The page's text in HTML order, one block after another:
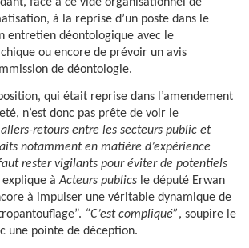
à la reprise d’un poste dans le
entretien déontologique avec le
ou encore de prévoir un avis
de déontologie.
qui était reprise dans l’amendement
n’est donc pas prête de voir le
retours entre les secteurs public et
notamment en matière d’expérience
rester vigilants pour éviter de potentiels
explique àActeurs publics le député Erwan
à impulser une véritable dynamique de
“C’est compliqué”, soupire le
une pointe de déception.